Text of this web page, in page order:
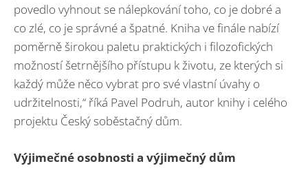
povedlo vyhnout se nálepkování toho, co je dobré a
co zlé, co je správné a špatné. Kniha ve finále nabízí
poměrně širokou paletu praktických i filozofických
možností šetrnějšího přístupu k životu, ze kterých si
každý může něco vybrat pro své vlastní úvahy o
udržitelnosti,“ říká Pavel Podruh, autor knihy i celého
projektu Český soběstačný dům.
Výjimečné osobnosti a výjimečný dům